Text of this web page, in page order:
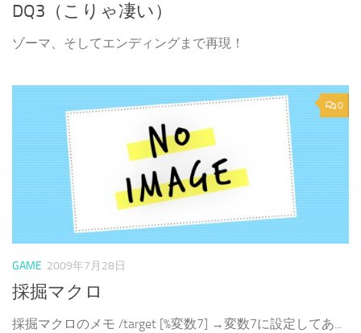
DQ3（こりゃ凄い）
ゾーマ、そしてエンディングまで再現！
0
GAME 2009年7月28日
採掘マクロ
採掘マクロのメモ /target [%変数7] →変数7に設定してあ...